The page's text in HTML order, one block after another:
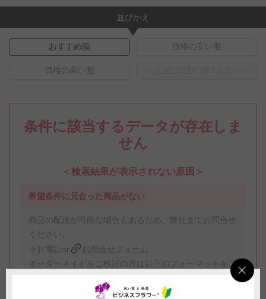
並びかえ
おすすめ順 価格の安い順
価格の高い順
条件に該当するデータが存在しま
せん
＜検索結果が表示されない原因＞
希望条件に見合った商品がない
商品の配送が可能な場合もあるため、弊社までお問合せ
ください。
※お電話or
お問合せフォーム
オーダーメイドをご検討の方は以下のフォーマットをご
オーダーメイドお問合せフォーム